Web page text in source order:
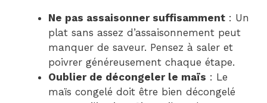
Ne pas assaisonner suffisamment : Un
plat sans assez d’assaisonnement peut
manquer de saveur. Pensez à saler et
poivrer généreusement chaque étape.
Oublier de décongeler le maïs : Le
maïs congelé doit être bien décongelé